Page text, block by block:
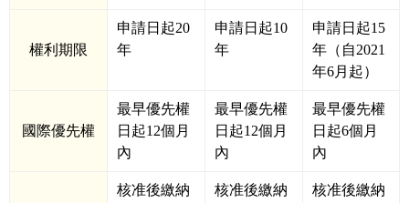
權利期限
申請日起20
年
申請日起10
年
申請日起15
年（自2021
年6月起）
國際優先權
最早優先權
日起12個月
內
最早優先權
日起12個月
內
最早優先權
日起6個月
內
核准後繳納
核准後繳納
核准後繳納